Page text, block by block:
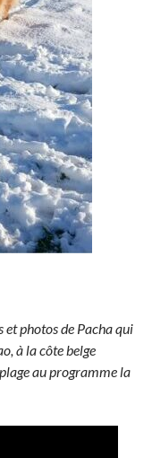
photos de Pacha qui
à la côte belge
au programme la